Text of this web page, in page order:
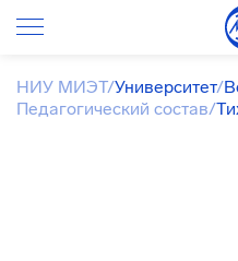
НИУ МИЭТ/Университет/
Педагогический состав/